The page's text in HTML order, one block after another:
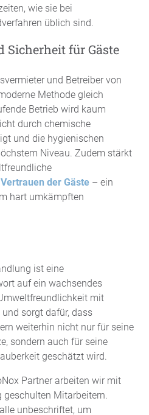
wie sie bei
üblich sind.
Sicherheit für Gäste
und Betreiber von
Methode gleich
Betrieb wird kaum
durch chemische
und die hygienischen
Niveau. Zudem stärkt
Vertrauen der Gäste – ein
hart umkämpften
ist eine
auf ein wachsendes
mit
sorgt dafür, dass
weiterhin nicht nur für seine
sondern auch für seine
geschätzt wird.
Partner arbeiten wir mit
geschulten Mitarbeitern.
unbeschriftet, um